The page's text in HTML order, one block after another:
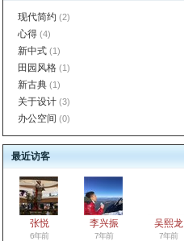
现代简约 (2)
心得 (4)
新中式 (1)
田园风格 (1)
新古典 (1)
关于设计 (3)
办公空间 (0)
最近访客
张悦
6年前
李兴振
7年前
吴熙龙
7年前